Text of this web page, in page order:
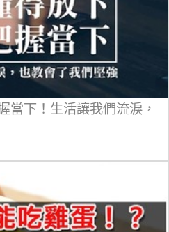
當下！生活讓我們流淚，